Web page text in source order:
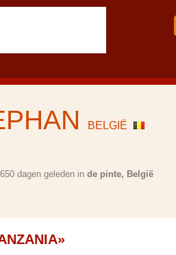
BELGIË
dagen geleden in de pinte, België